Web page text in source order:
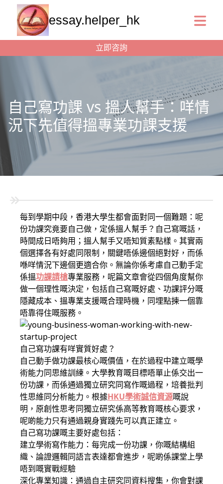
essay.helper_hk
立即咨詢
自己寫功課 vs 搵人幫手：咩情
況下先值得搵專業功課支援
每到學期中段，香港大學生都會面對同一個難題：呢
份功課究竟要自己做，定係搵人幫手？自己寫嘅話，
時間成日唔夠用；搵人幫手又唔知質素點樣。其實兩
個選擇各有好處同限制，關鍵唔係邊個絕對好，而係
喺咩情況下邊個更適合你。無論你係考慮自己動手定
係搵功課請槍專業服務，呢篇文章會從四個角度幫你
做一個理性嘅決定，包括自己寫嘅好處、功課評分嘅
隱藏成本、搵專業支援嘅合理時機，同埋點揀一個靠
唔靠得住嘅服務。
自己寫功課有咩實質好處？
自己動手做功課最核心嘅價值，在於過程中建立嘅學
術能力同思維訓練。大學教育嘅目標唔單止係交出一
份功課，而係通過獨立研究同寫作嘅過程，培養批判
性思維同分析能力。根據HKU學術誠信資源嘅說
明，原創性思考同獨立研究係高等教育嘅核心要求，
呢啲能力只有通過親身實踐先可以真正建立。
自己寫功課嘅主要好處包括：
建立學術寫作能力：每完成一份功課，你嘅結構組
織、論證邏輯同語言表達都會進步，呢啲係課堂上學
唔到嘅實戰經驗
深化專業知識：通過自主研究同資料搜集，你會對課